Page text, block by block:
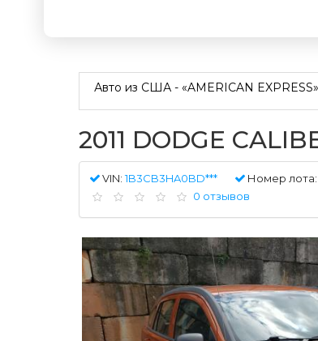
Авто из США - «AMERICAN
2011 DODGE
VIN:1B3CB3HA0BD*** Номер лота:
0 отзывов